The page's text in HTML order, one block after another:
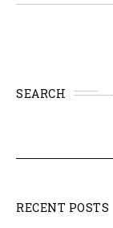
SEARCH
RECENT POSTS